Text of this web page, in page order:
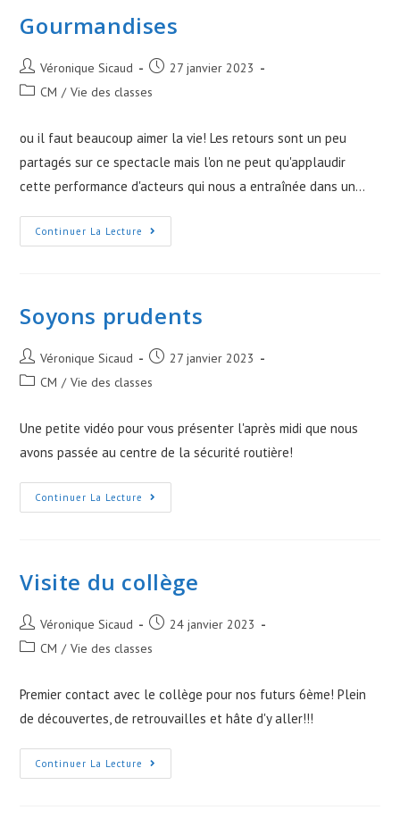
Gourmandises
Post
author:
Véronique Sicaud
Post27 janvier 2023
PostCM / Vie des classes
ou il faut beaucoup aimer la vie! Les retours sont un peu
partagés sur ce spectacle mais l'on ne peut qu'applaudir
cette performance d'acteurs qui nous a entraînée dans un…
Continuer La Lecture Gourmandises
Soyons prudents
Post
author:
Véronique Sicaud
Post27 janvier 2023
PostCM / Vie des classes
Une petite vidéo pour vous présenter l'après midi que nous
avons passée au centre de la sécurité routière!
Continuer La Lecture Soyons
Prudents
Visite du collège
Post
author:
Véronique Sicaud
Post24 janvier 2023
PostCM / Vie des classes
Premier contact avec le collège pour nos futurs 6ème! Plein
de découvertes, de retrouvailles et hâte d'y aller!!!
Continuer La Lecture Visite
Du